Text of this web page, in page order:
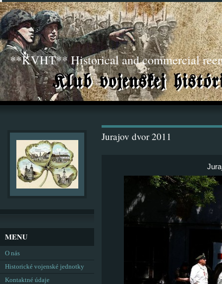
**KVHT** Historical and commercial
Jurajov dvor 2011
MENU
O nás
Historické vojenské jednotky
Kontaktné údaje